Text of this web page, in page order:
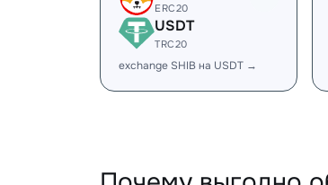
ERC20
USDT
TRC20
exchange SHIB на USDT →